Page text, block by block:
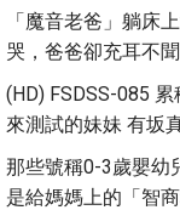
「魔音老爸」躺床
哭，爸爸卻充耳不聞
(HD) FSDSS-085
來測試的妹妹 有坂
那些號稱0-3歲嬰幼
是給媽媽上的「智商